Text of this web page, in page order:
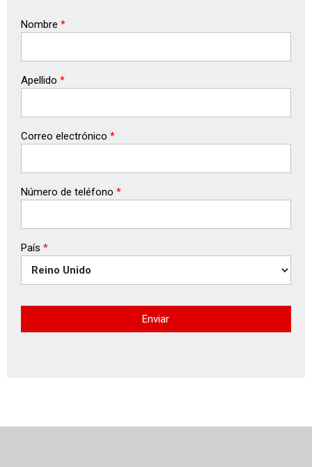
Nombre *
Apellido *
Correo electrónico *
Número de teléfono *
País *
Enviar